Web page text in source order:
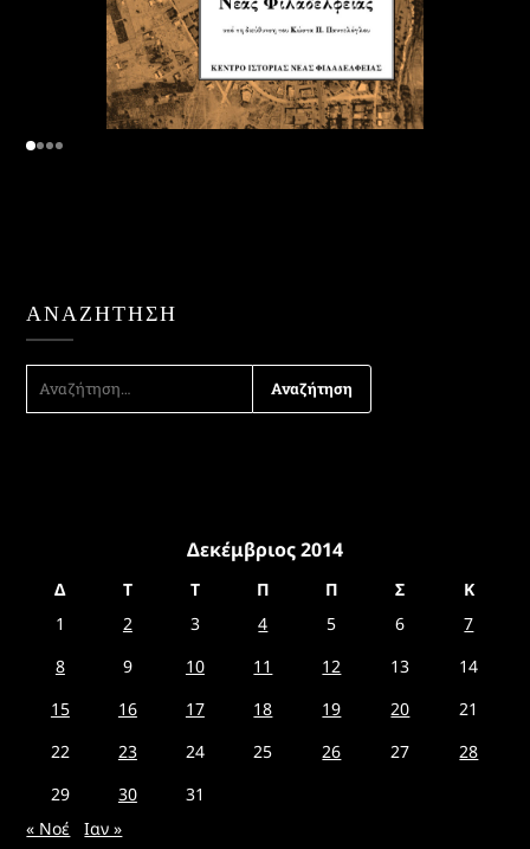
ΑΝΑΖΉΤΗΣΗ
ΑΝΑΖΉΤΗΣΗ
ΓΙΑ:
Δεκέμβριος 2014
Δ Τ Τ Π Π Σ
Κ
1
2 3 4 5 6
7
8
9 10 11 12 13
14
15
16 17 18 19 20
21
22
23 24 25 26 27
28
29
30
31
« Νοέ
Ιαν »